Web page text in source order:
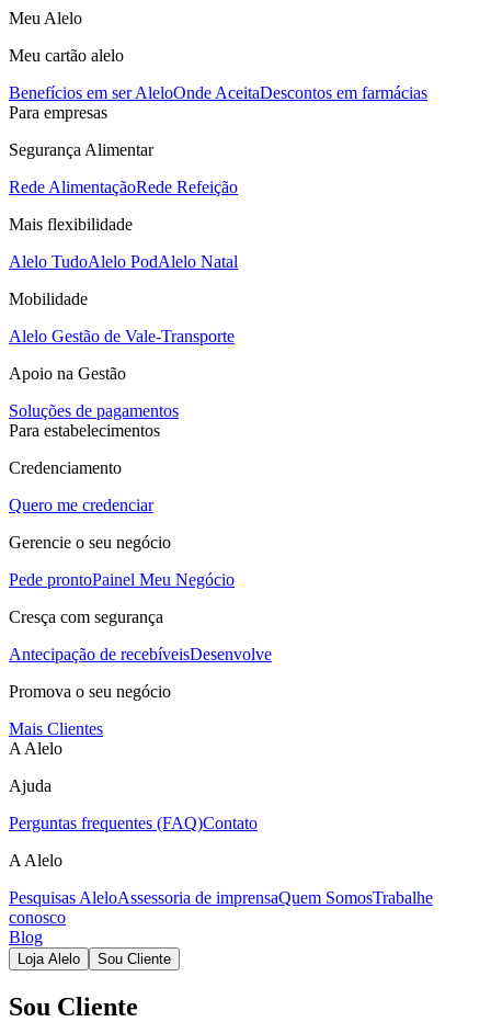
Meu Alelo
Meu cartão alelo
Benefícios em ser AleloOnde AceitaDescontos em farmácias
Para empresas
Segurança Alimentar
Rede AlimentaçãoRede Refeição
Mais flexibilidade
Alelo TudoAlelo PodAlelo Natal
Mobilidade
Alelo Gestão de Vale-Transporte
Apoio na Gestão
Soluções de pagamentos
Para estabelecimentos
Credenciamento
Quero me credenciar
Gerencie o seu negócio
Pede prontoPainel Meu Negócio
Cresça com segurança
Antecipação de recebíveisDesenvolve
Promova o seu negócio
Mais Clientes
A Alelo
Ajuda
Perguntas frequentes (FAQ)Contato
A Alelo
Pesquisas AleloAssessoria de imprensaQuem SomosTrabalhe
conosco
Blog
Loja Alelo Sou Cliente
Sou Cliente